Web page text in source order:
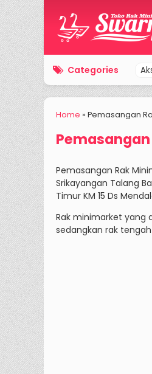
Categories
Home » Pemasangan
Pemasangan Rak
Srikayangan Talang
Timur KM 15 Ds
Rak minimarket yang
sedangkan rak